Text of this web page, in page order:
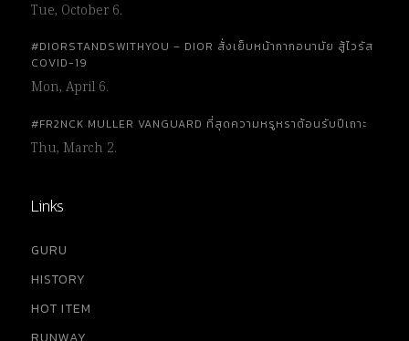
Tue, October 6.
#DIORSTANDSWITHYOU – DIOR สั่งเย็บหน้ากากอนามัย สู้ไวรัส
COVID-19
Mon, April 6.
#FR2NCK MULLER VANGUARD ที่สุดความหรูหราต้อนรับปีเถาะ
Thu, March 2.
Links
GURU
HISTORY
HOT ITEM